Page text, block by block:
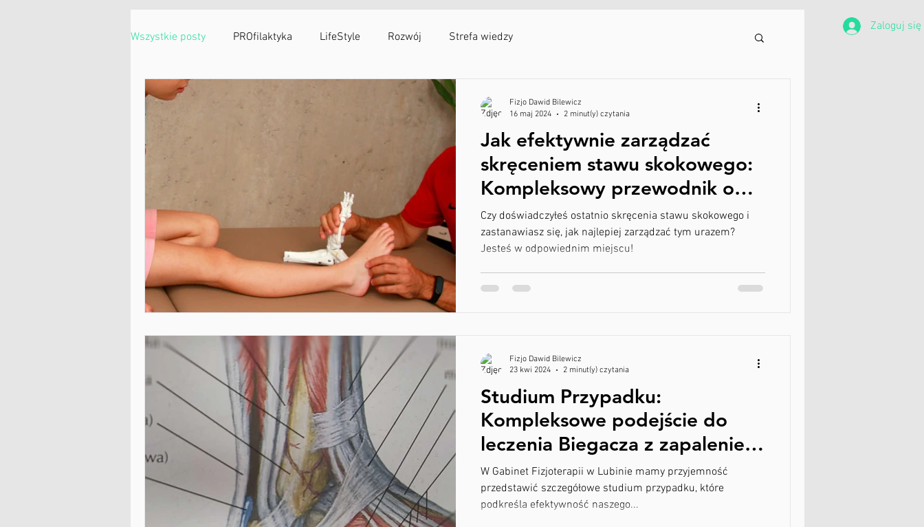
Zaloguj się
Wszystkie posty
PROfilaktyka LifeStyle Rozwój Strefa wiedzy
Jak efektywnie zarządzać
skręceniem stawu skokowego:
Kompleksowy przewodnik od
fizjoterapeuta z Lubina
Czy doświadczyłeś ostatnio skręcenia stawu skokowego i
zastanawiasz się, jak najlepiej zarządzać tym urazem?
Jesteś w odpowiednim miejscu!
Fizjo Dawid Bilewicz
16 maj 2024
2 minut(y) czytania
Studium Przypadku:
Kompleksowe podejście do
leczenia Biegacza z zapaleniem
okostnej i problemami ścięgna
Achillesa w Gabinet Fizjoterapii
w Lubinie
W Gabinet Fizjoterapii w Lubinie mamy przyjemność
przedstawić szczegółowe studium przypadku, które
podkreśla efektywność naszego...
Fizjo Dawid Bilewicz
23 kwi 2024
2 minut(y) czytania